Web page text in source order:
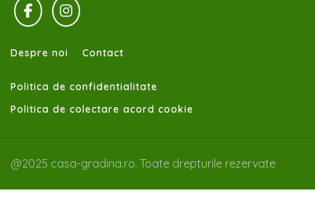
Despre noi Contact
Politica de confidentialitate
Politica de colectare acord cookie
@2025 casa-gradina.ro. Toate drepturile rezervate